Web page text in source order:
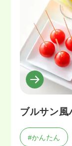
ブルサン風
#かんたん